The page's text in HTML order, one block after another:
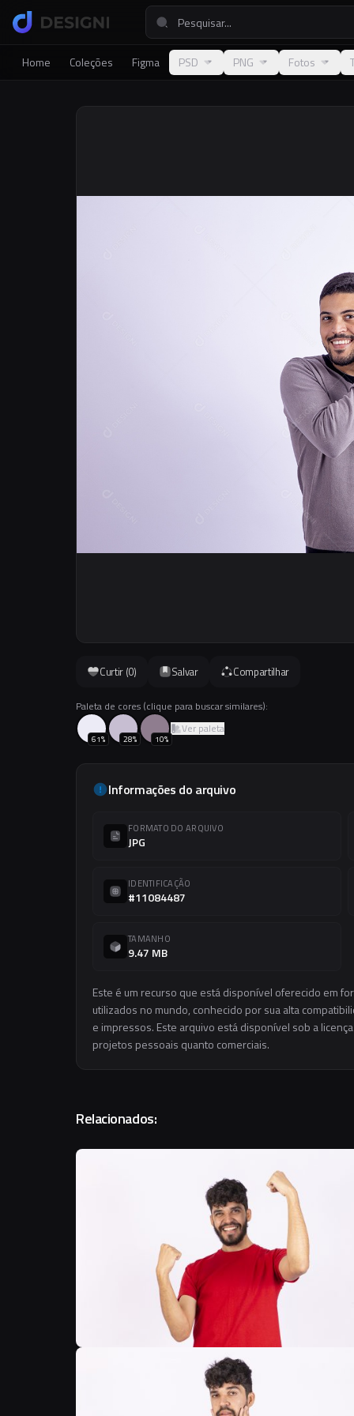
Home Coleções Figma PSD PNG Fotos
Curtir (0) Salvar Compartilhar
Paleta de cores (clique para buscar similares):
61% 28% 10%
Ver paleta
Informações do arquivo
FORMATO DO ARQUIVO
JPG
IDENTIFICAÇÃO
#11084487
TAMANHO
9.47 MB
Este é um recurso que está disponível oferecido em
utilizados no mundo, conhecido por sua alta
e impressos. Este arquivo está disponível sob a
projetos pessoais quanto comerciais.
Relacionados: